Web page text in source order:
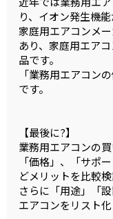
り、イオン発生機
家庭用エアコンメ
あり、家庭用エア
品です。
「業務用エアコン
です。
【最後に?】
業務用エアコンの
「価格」、「サポ
どメリットを比較検
さらに「用途」「
エアコンをリスト